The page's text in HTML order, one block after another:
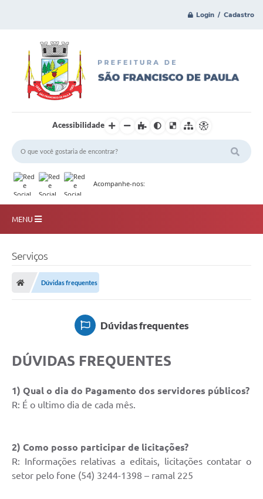
Login / Cadastro
Acessibilidade
Acompanhe-nos:
MENU
Secretarias
Publicações Oficiais
Transparência
Coronavírus
Consórcio Josafaz
Multimídia
Contato
Serviços
Dúvidas frequentes
Dúvidas frequentes
DÚVIDAS FREQUENTES
1) Qual o dia do Pagamento dos servidores públicos?
R: É o ultimo dia de cada mês.
2) Como posso participar de licitações?
R: Informações relativas a editais, licitações contatar o
setor pelo fone (54) 3244-1398 – ramal 225